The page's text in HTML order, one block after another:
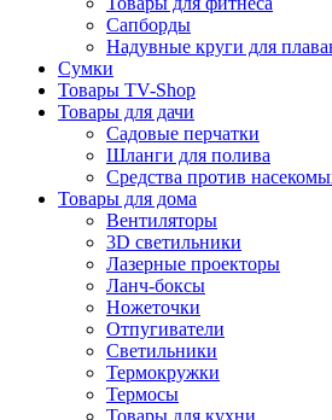
Сапборды
Надувные круги для
Сумки
Товары TV-Shop
Товары для дачи
Садовые перчатки
Шланги для полива
Средства против
Товары для дома
Вентиляторы
3D светильники
Лазерные проекторы
Ланч-боксы
Ножеточки
Отпугиватели
Светильники
Термокружки
Термосы
Товары для кухни